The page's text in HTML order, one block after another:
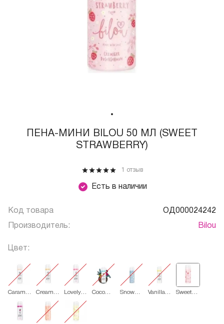
ПЕНА-МИНИ BILOU 50 МЛ (SWEET
STRAWBERRY)
Есть в наличии
1 отзыв
Код товара ОД000024242
Производитель: Bilou
Цвет:
Caramel
Creamy
Mandarin
Lovely
Strawberry
Coco
Snow
Vanilla
Sweet